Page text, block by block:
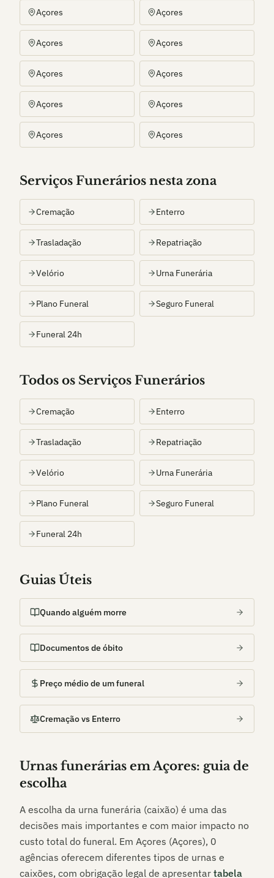
Açores Açores
Açores Açores
Açores Açores
Açores Açores
Açores Açores
Serviços Funerários nesta zona
Cremação Enterro
Trasladação Repatriação
Velório Urna Funerária
Plano Funeral Seguro Funeral
Funeral 24h
Todos os Serviços Funerários
Cremação Enterro
Trasladação Repatriação
Velório Urna Funerária
Plano Funeral Seguro Funeral
Funeral 24h
Guias Úteis
Quando alguém morre
Documentos de óbito
Preço médio de um funeral
Cremação vs Enterro
Urnas funerárias emAçores: guia de
escolha
A escolha da urna funerária (caixão) é uma das
decisões mais importantes e com maior impacto no
custo total do funeral. Em Açores (Açores), 0
agências oferecem diferentes tipos de urnas e
caixões, com obrigação legal de apresentar tabela